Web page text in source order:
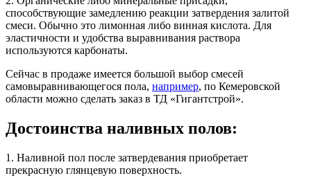
способствующие замедлению реакции затвердения залитой
смеси. Обычно это лимонная либо винная кислота. Для
эластичности и удобства выравнивания раствора
используются карбонаты.
Сейчас в продаже имеется большой выбор смесей
самовыравнивающегося пола, например, по Кемеровской
области можно сделать заказ в ТД «Гигантстрой».
Достоинства наливных полов:
1. Наливной пол после затвердевания приобретает
прекрасную глянцевую поверхность.